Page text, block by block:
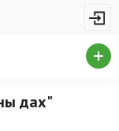
дах"